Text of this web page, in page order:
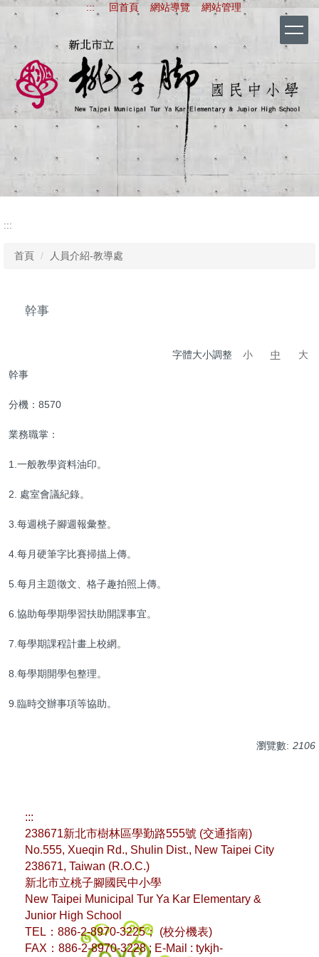
跳
主
容
::: 回首頁 網站導覽 網站管理
新北市立桃子腳
:::
首頁 人員介紹-教導處
幹事
字體大小調整 小 中
大
幹事
分機：8570
業務職掌：
1.一般教學資料油印。
2. 處室會議紀錄。
3.每週桃子腳週報彙整。
4.每月硬筆字比賽掃描上傳。
5.每月主題徵文、格子趣拍照上傳。
6.協助每學期學習扶助開課事宜。
7.每學期課程計畫上校網。
8.每學期開學包整理。
9.臨時交辦事項等協助。
瀏覽數: 2106
:::
238671新北市樹林區學勤路555號 (交通指南)
No.555, Xueqin Rd., Shulin Dist., New Taipei City
238671, Taiwan (R.O.C.)
新北市立桃子腳國民中小學
New Taipei Municipal Tur Ya Kar Elementary &
Junior High School
TEL：886-2-8970-3225； (校分機表)
FAX：886-2-8970-3228 ; E-Mail : tykjh-